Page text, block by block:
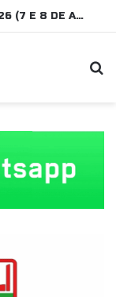
EXPLORE SANTA MARIA RALLYE 2026 (7 E 8 DE AGOSTO)